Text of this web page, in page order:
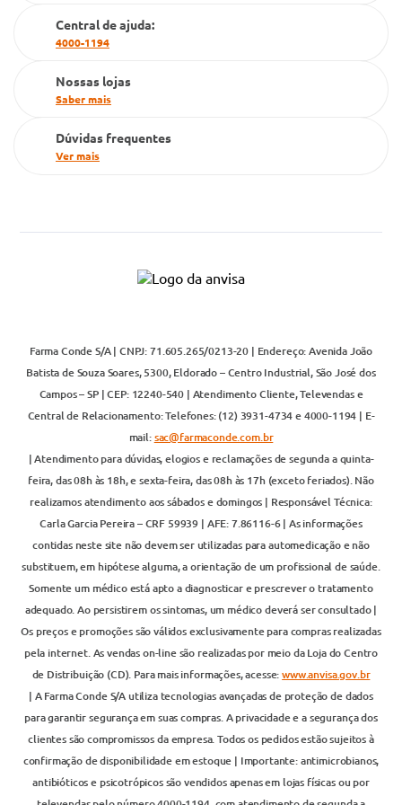
Cartão Grupo Conde
Televendas
Central de ajuda:
4000-1194
Nossas lojas
Saber mais
Dúvidas frequentes
Ver mais
Farma Conde S/A | CNPJ: 71.605.265/0213-20 | Endereço: Avenida João
Batista de Souza Soares, 5300, Eldorado – Centro Industrial, São José dos
Campos – SP | CEP: 12240-540 | Atendimento Cliente, Televendas e
Central de Relacionamento: Telefones: (12) 3931-4734 e 4000-1194 | E-
mail:sac@farmaconde.com.br
| Atendimento para dúvidas, elogios e reclamações de segunda a quinta-
feira, das 08h às 18h, e sexta-feira, das 08h às 17h (exceto feriados). Não
realizamos atendimento aos sábados e domingos | Responsável Técnica:
Carla Garcia Pereira – CRF 59939 | AFE: 7.86116-6 | As informações
contidas neste site não devem ser utilizadas para automedicação e não
substituem, em hipótese alguma, a orientação de um profissional de saúde.
Somente um médico está apto a diagnosticar e prescrever o tratamento
adequado. Ao persistirem os sintomas, um médico deverá ser consultado |
Os preços e promoções são válidos exclusivamente para compras realizadas
pela internet. As vendas on-line são realizadas por meio da Loja do Centro
de Distribuição (CD). Para mais informações, acesse:www.anvisa.gov.br
| A Farma Conde S/A utiliza tecnologias avançadas de proteção de dados
para garantir segurança em suas compras. A privacidade e a segurança dos
clientes são compromissos da empresa. Todos os pedidos estão sujeitos à
confirmação de disponibilidade em estoque | Importante: antimicrobianos,
antibióticos e psicotrópicos são vendidos apenas em lojas físicas ou por